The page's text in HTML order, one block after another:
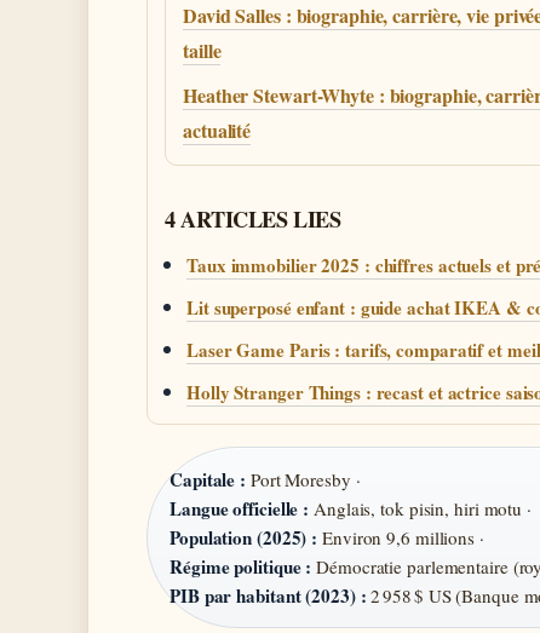
David Salles : biographie, carrière, vie
taille
Heather Stewart-Whyte : biographie,
actualité
4 ARTICLES LIES
Taux immobilier 2025 : chiffres actuels et
Lit superposé enfant : guide achat IKEA &
Laser Game Paris : tarifs, comparatif et
Holly Stranger Things : recast et actrice
Capitale : Port Moresby ·
Langue officielle : Anglais, tok pisin, hiri motu ·
Population (2025) : Environ 9,6 millions ·
Régime politique : Démocratie parlementaire
PIB par habitant (2023) : 2 958 $ US (Banque